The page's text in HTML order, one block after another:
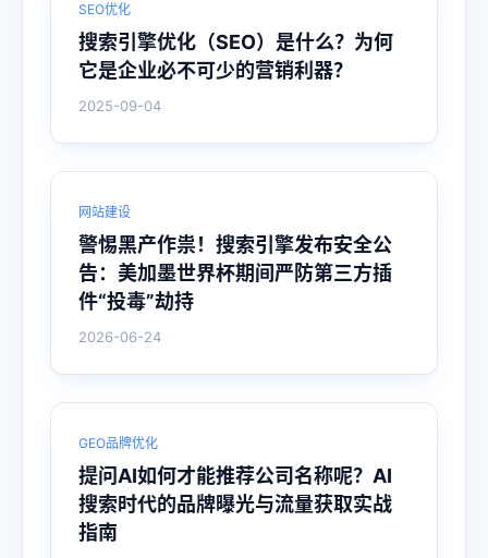
SEO优化
搜索引擎优化（SEO）是什么？为何
它是企业必不可少的营销利器？
2025-09-04
网站建设
警惕黑产作祟！搜索引擎发布安全公
告：美加墨世界杯期间严防第三方插
件“投毒”劫持
2026-06-24
GEO品牌优化
提问AI如何才能推荐公司名称呢？AI
搜索时代的品牌曝光与流量获取实战
指南